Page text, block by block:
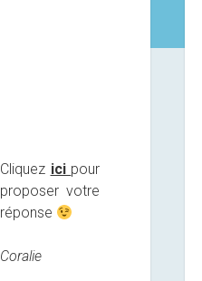
Cliquez ici pour
proposer votre
réponse
Coralie